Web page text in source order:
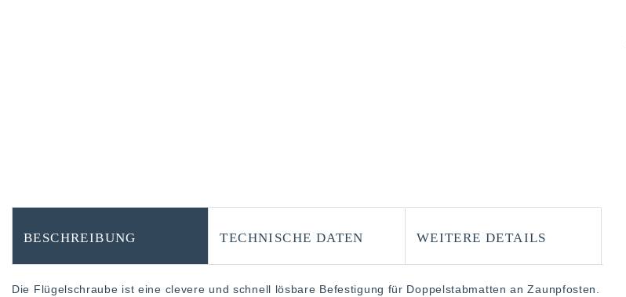
BESCHREIBUNG TECHNISCHE DATEN WEITERE DETAILS
Die Flügelschraube ist eine clevere und schnell lösbare Befestigung für Doppelstabmatten an Zaunpfosten.